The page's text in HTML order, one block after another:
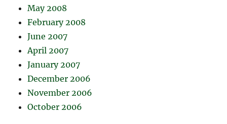
May 2008
February 2008
June 2007
April 2007
January 2007
December 2006
November 2006
October 2006